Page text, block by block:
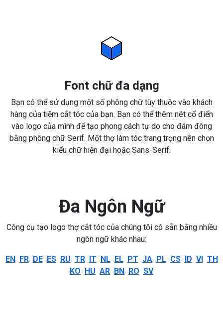
Font chữ đa dạng
Bạn có thể sử dụng một số phông chữ tùy thuộc vào khách
hàng của tiệm cắt tóc của bạn. Bạn có thể thêm nét cổ điển
vào logo của mình để tạo phong cách tự do cho đám đông
bằng phông chữ Serif. Một thợ làm tóc trang trọng nên chọn
kiểu chữ hiện đại hoặc Sans-Serif.
Đa Ngôn Ngữ
Công cụ tạo logo thợ cắt tóc của chúng tôi có sẵn bằng nhiều
ngôn ngữ khác nhau:
EN FR DE ES RU TR IT NL EL PT JA PL CS ID VI TH
KO HU AR BN RO SV